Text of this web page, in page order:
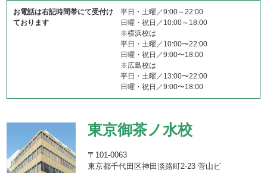
お電話は右記時間帯にて受付け
ております
平日・土曜／9:00～22:00
日曜・祝日／10:00～18:00
※横浜校は
平日・土曜／10:00〜22:00
日曜・祝日／9:00〜18:00
※広島校は
平日・土曜／13:00〜22:00
日曜・祝日／9:00〜18:00
東京御茶ノ水校
〒101-0063
東京都千代田区神田淡路町2-23 菅山ビ